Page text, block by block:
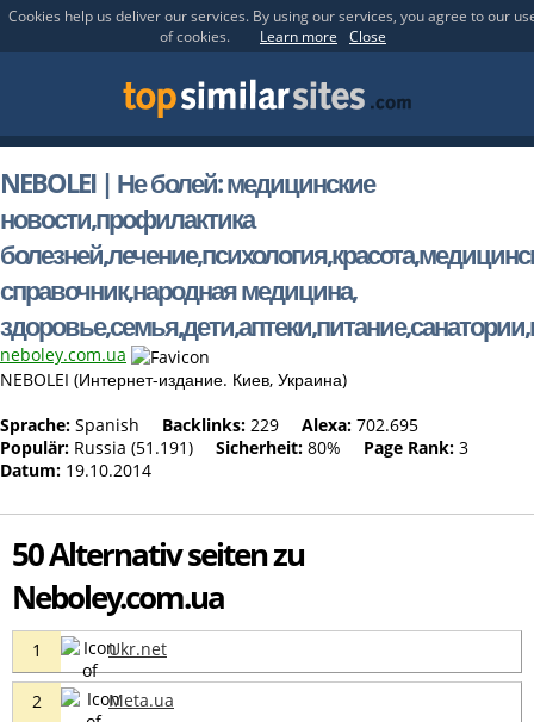
Cookies help us deliver our services. By using our services, you agree to our
of cookies.
Learn more Close
NEBOLEI | Не болей: медицинские
новости,профилактика
справочник,народная медицина,
neboley.com.ua
NEBOLEI (Интернет-издание. Киев, Украина)
Sprache: Spanish Backlinks: 229 Alexa: 702.695
Populär: Russia (51.191) Sicherheit: 80% Page Rank: 3
Datum: 19.10.2014
50 Alternativ seiten zu
Neboley.com.ua
1 Ukr.net
2 Meta.ua